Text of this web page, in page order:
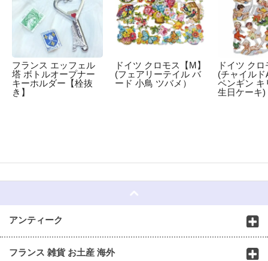
フランス エッフェル
塔 ボトルオープナー
キーホルダー【栓抜
き】
ドイツ クロモス【M】
(フェアリーテイル バ
ード 小鳥 ツバメ）
ドイツ ク
(チャイルド
ペンギン キ
生日ケーキ)
アンティーク
フランス 雑貨 お土産 海外